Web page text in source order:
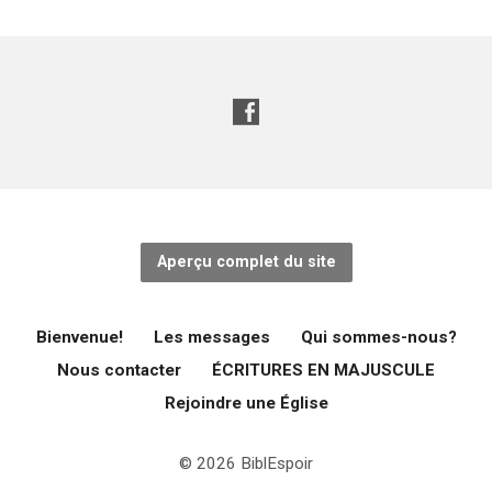
Aperçu complet du site
Bienvenue! Les messages
Qui sommes-nous?
Nous contacter
ÉCRITURES EN MAJUSCULE
Rejoindre une Église
© 2026 BiblEspoir